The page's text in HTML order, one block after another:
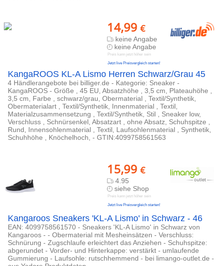
14,99 €
keine Angabe
keine Angabe
Preis kann jetzt höher sein
Jetzt live Preisvergleich starten!
KangaROOS KL-A Lismo Herren Schwarz/Grau 45
4 Händlerangebote bei billiger.de - Kategorie: Sneaker -
KangaROOS - Größe , 45 EU, Absatzhöhe , 3,5 cm, Plateauhöhe ,
3,5 cm, Farbe , schwarz/grau, Obermaterial , Textil/Synthetik,
Obermaterialart , Textil/Synthetik, Innenmaterial , Textil,
Materialzusammensetzung , Textil/Synthetik, Stil , Sneaker low,
Verschluss , Schnürsenkel, Absatzart , ohne Absatz, Schuhspitze ,
Rund, Innensohlenmaterial , Textil, Laufsohlenmaterial , Synthetik,
Schuhhöhe , Knöchelhoch, - GTIN:4099758561563
15,99 €
4.95
siehe Shop
Preis kann jetzt höher sein
Jetzt live Preisvergleich starten!
Kangaroos Sneakers 'KL-A Lismo' in Schwarz - 46
EAN: 4099758561570 - Sneakers 'KL-A Lismo' in Schwarz von
Kangaroos - - Obermaterial mit Mesheinsätzen - Verschluss:
Schnürung - Zugschlaufe erleichtert das Anziehen - Schuhspitze:
abgerundet - Vorder- und Hinterkappe: verstärkt - umlaufende
Gummierung - Laufsohle: rutschhemmend - bei limango-outlet.de -